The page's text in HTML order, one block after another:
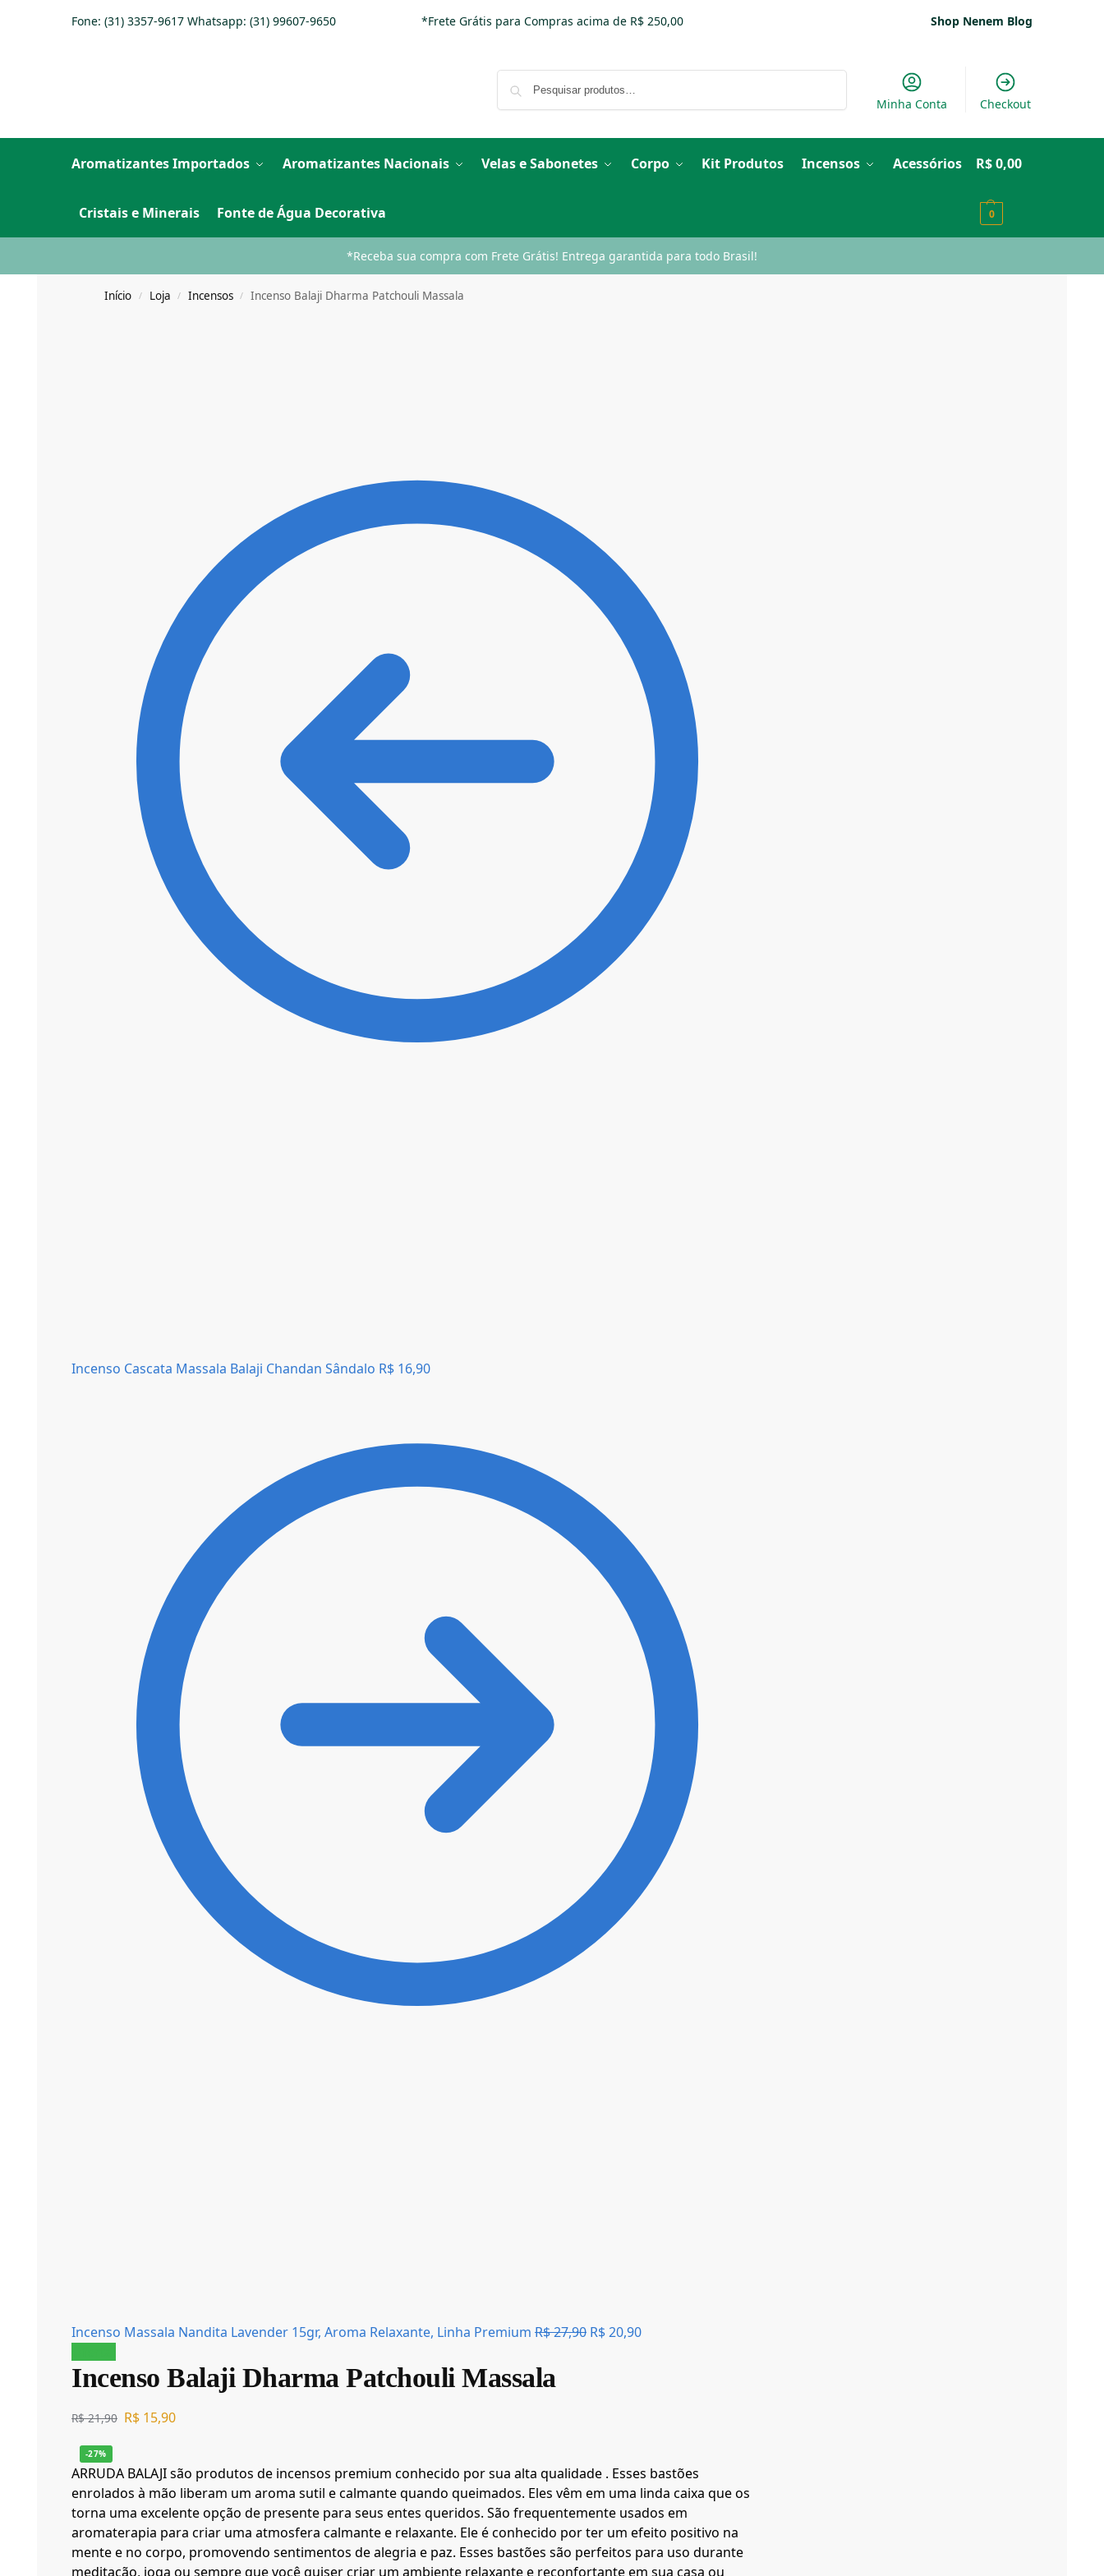
Fone: (31) 3357-9617 Whatsapp: (31) 99607-9650 *Frete Grátis para Compras acima de R$ 250,00 Shop Nenem Blog
Minha Conta Checkout
Aromatizantes Importados Aromatizantes Nacionais Velas e Sabonetes Corpo Kit Produtos Incensos Acessórios
Cristais e Minerais Fonte de Água Decorativa
R$0,00
0
*Receba sua compra com Frete Grátis! Entrega garantida para todo Brasil!
Início / Loja / Incensos / Incenso Balaji Dharma Patchouli Massala
Incenso Cascata Massala Balaji Chandan Sândalo R$ 16,90
Incenso Massala Nandita Lavender 15gr, Aroma Relaxante, Linha Premium R$27,90 R$20,90
Incenso Balaji Dharma Patchouli Massala
R$21,90 R$ 15,90
-27%
ARRUDA BALAJI são produtos de incensos premium conhecido por sua alta qualidade . Esses bastões
enrolados à mão liberam um aroma sutil e calmante quando queimados. Eles vêm em uma linda caixa que os
torna uma excelente opção de presente para seus entes queridos. São frequentemente usados em
aromaterapia para criar uma atmosfera calmante e relaxante. Ele é conhecido por ter um efeito positivo na
mente e no corpo, promovendo sentimentos de alegria e paz. Esses bastões são perfeitos para uso durante
meditação, ioga ou sempre que você quiser criar um ambiente relaxante e reconfortante em sua casa ou